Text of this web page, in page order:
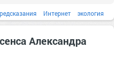
Интернет экология
Александра